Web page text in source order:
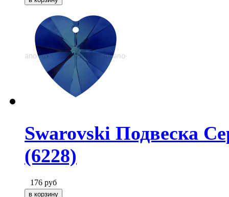
Swarovski Подвеска
(6228)
176 руб